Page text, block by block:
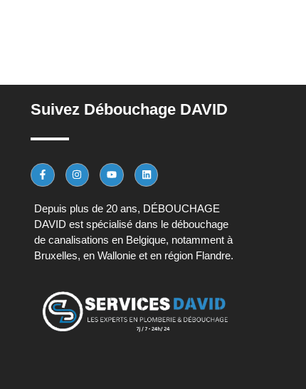
Suivez Débouchage DAVID
Depuis plus de 20 ans, DÉBOUCHAGE
DAVID est spécialisé dans le débouchage
de canalisations en Belgique, notamment à
Bruxelles, en Wallonie et en région Flandre.